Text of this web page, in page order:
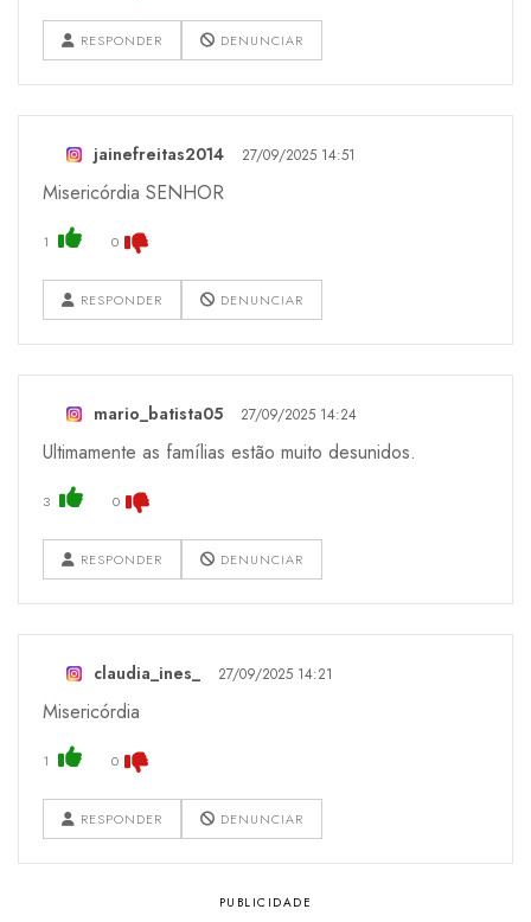
RESPONDER DENUNCIAR
jainefreitas2014 27/09/2025 14:51
Misericórdia SENHOR
1 0
RESPONDER DENUNCIAR
mario_batista05 27/09/2025 14:24
Ultimamente as famílias estão muito desunidos.
3 0
RESPONDER DENUNCIAR
claudia_ines_ 27/09/2025 14:21
Misericórdia
1 0
RESPONDER DENUNCIAR